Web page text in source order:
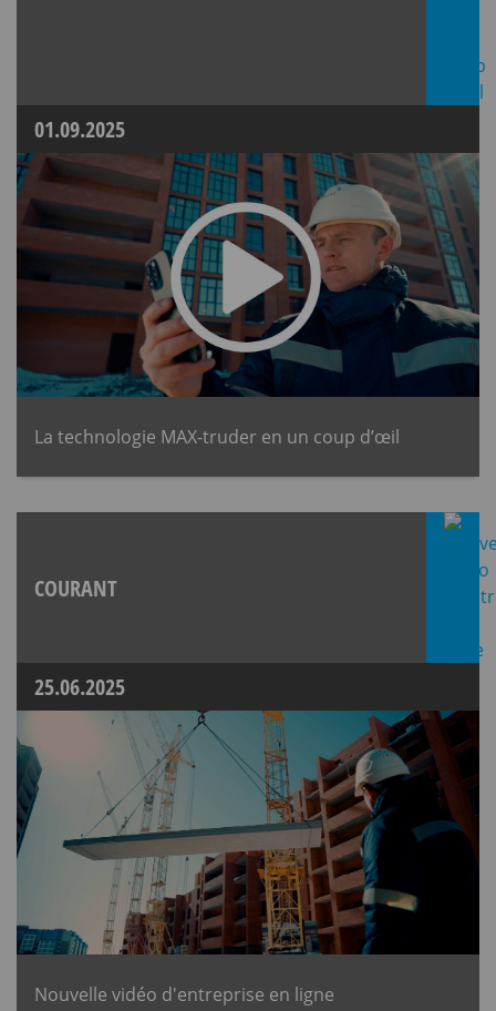
01.09.2025
La technologie MAX-truder en un coup d’œil
COURANT
25.06.2025
Nouvelle vidéo d'entreprise en ligne